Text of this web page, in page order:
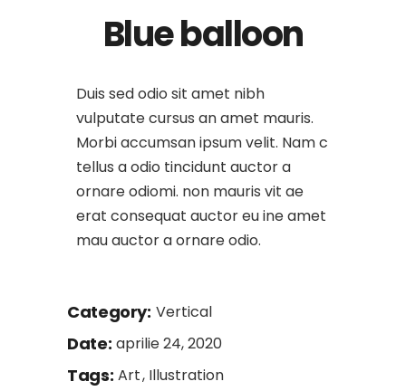
Blue balloon
Duis sed odio sit amet nibh
vulputate cursus an amet mauris.
Morbi accumsan ipsum velit. Nam c
tellus a odio tincidunt auctor a
ornare odiomi. non mauris vit ae
erat consequat auctor eu ine amet
mau auctor a ornare odio.
Category: Vertical
Date: aprilie 24, 2020
Tags: Art Illustration